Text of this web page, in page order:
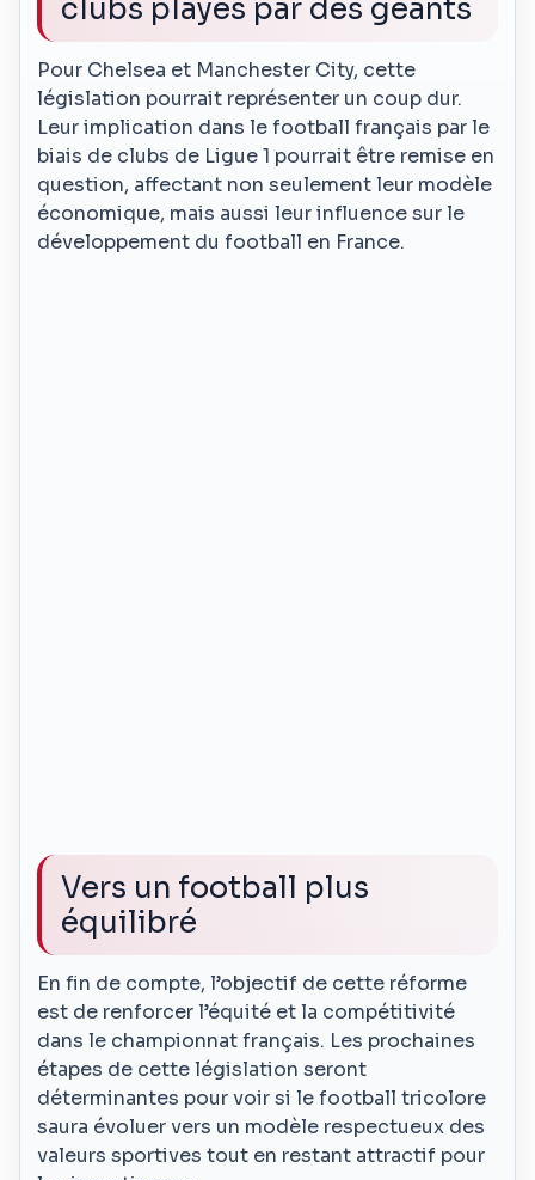
clubs playés par des géants
Pour Chelsea et Manchester City, cette
législation pourrait représenter un coup dur.
Leur implication dans le football français par le
biais de clubs de Ligue 1 pourrait être remise en
question, affectant non seulement leur modèle
économique, mais aussi leur influence sur le
développement du football en France.
Vers un football plus
équilibré
En fin de compte, l’objectif de cette réforme
est de renforcer l’équité et la compétitivité
dans le championnat français. Les prochaines
étapes de cette législation seront
déterminantes pour voir si le football tricolore
saura évoluer vers un modèle respectueux des
valeurs sportives tout en restant attractif pour